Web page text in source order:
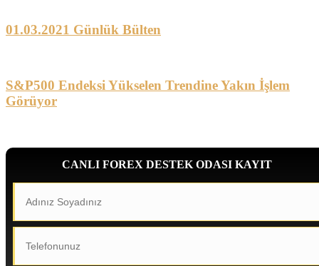
01.03.2021 Günlük Bülten
S&P500 Endeksi Yükselen Trendine Yakın İşlem
Görüyor
CANLI FOREX DESTEK ODASI KAYIT